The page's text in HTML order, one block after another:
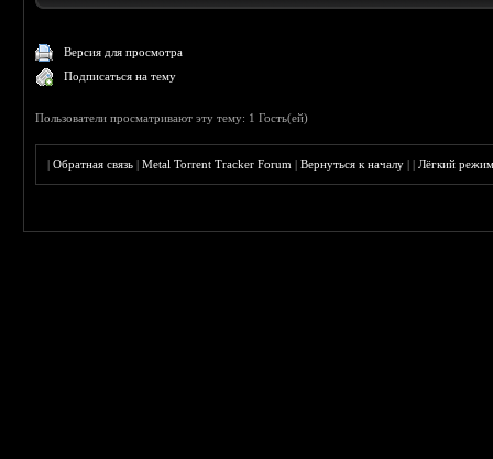
Версия для просмотра
Подписаться на тему
Пользователи просматривают эту тему: 1 Гость(ей)
|Обратная связь |Metal Torrent Tracker Forum |Вернуться к началу ||Лёгкий